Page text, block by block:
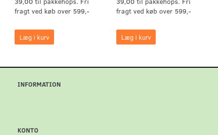
fragt ved køb over 599,-
Læg i kurv
fragt ved køb over 599,-
Læg i kurv
INFORMATION
KONTO